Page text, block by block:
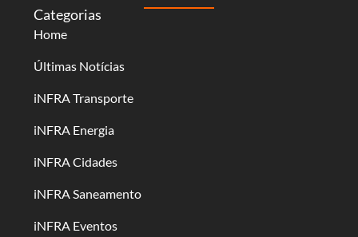
Categorias
Home
Últimas Notícias
iNFRA Transporte
iNFRA Energia
iNFRA Cidades
iNFRA Saneamento
iNFRA Eventos